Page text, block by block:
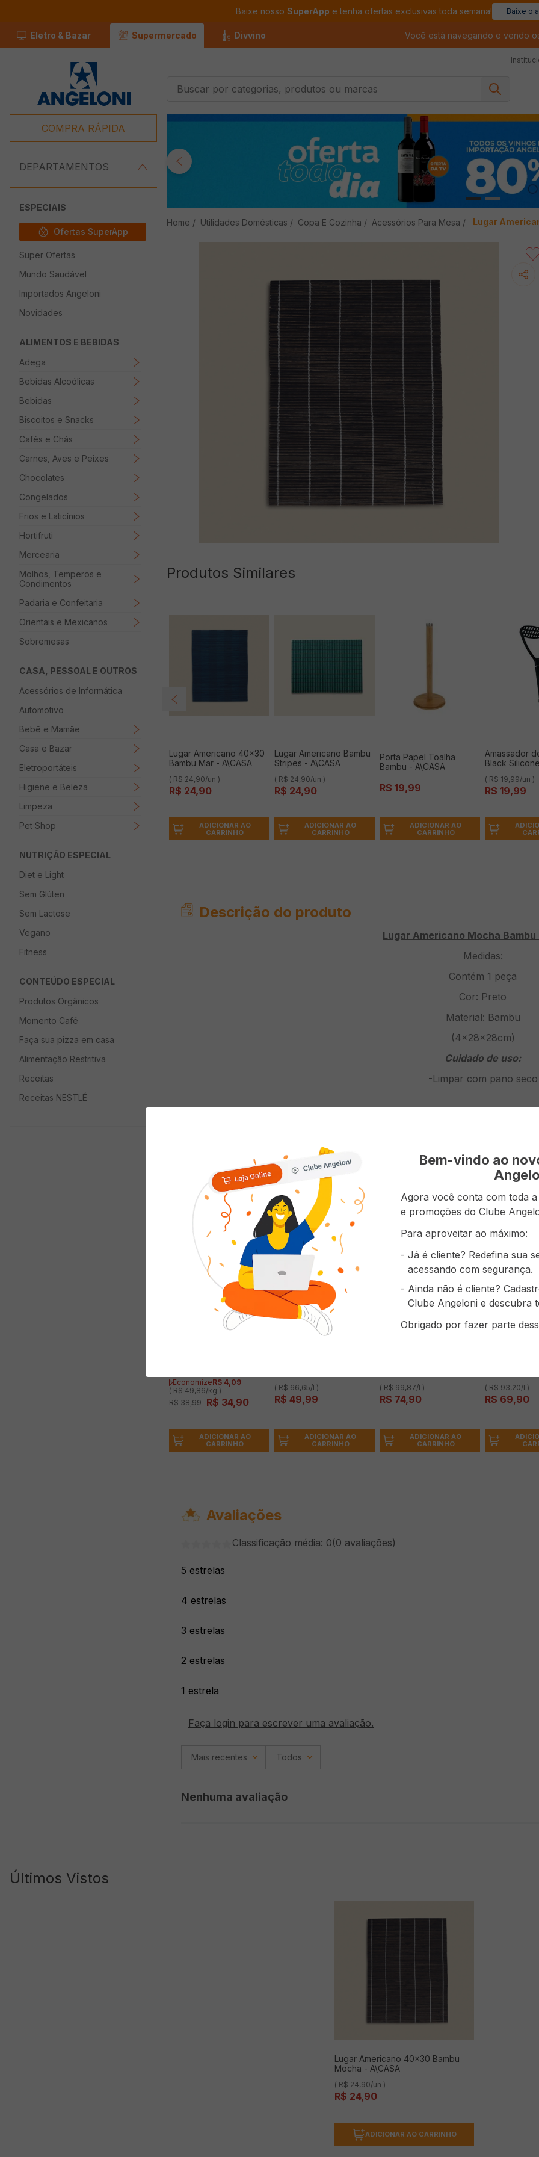
Baixe nosso SuperApp e tenha ofertas exclusivas toda semana! Baixe o
Eletro & Bazar Supermercado Divvino Você está navegando e vendo
Termos Mais
Buscados
2
4º Queijo
5º Iogurte
COMPRA RÁPIDA
DEPARTAMENTOS
ESPECIAIS
Ofertas SuperApp
Super Ofertas
Mundo Saudável
Importados Angeloni
Novidades
ALIMENTOS E BEBIDAS
Adega
Bebidas Alcoólicas
Bebidas
Biscoitos e Snacks
Cafés e Chás
Carnes, Aves e Peixes
Chocolates
Congelados
Frios e Laticínios
Hortifruti
Mercearia
Molhos, Temperos e
Condimentos
Padaria e Confeitaria
Orientais e Mexicanos
Sobremesas
CASA, PESSOAL E OUTROS
Acessórios de Informática
Automotivo
Bebê e Mamãe
Casa e Bazar
Eletroportáteis
Higiene e Beleza
Limpeza
Pet Shop
NUTRIÇÃO ESPECIAL
Diet e Light
Sem Glúten
Sem Lactose
Vegano
Fitness
CONTEÚDO ESPECIAL
Produtos Orgânicos
Momento Café
Faça sua pizza em casa
Alimentação Restritiva
Receitas
Receitas NESTLÉ
Utilidades Domésticas Copa E Cozinha Acessórios Para Mesa Lugar
Produtos Similares
Lugar Americano 40x30
Bambu Mar - A\CASA
( R$ 24,90/un )
R$ 24,90
ADICIONAR AO
CARRINHO
Lugar Americano Bambu
Stripes - A\CASA
( R$ 24,90/un )
R$ 24,90
ADICIONAR AO
CARRINHO
Porta Papel Toalha
Bambu - A\CASA
R$ 19,99
ADICIONAR AO
CARRINHO
Amassador
Black
( R$ 19,99/un )
R$ 19,99
Descrição do produto
Lugar Americano Mocha Bambu
Medidas:
Contém 1 peça
Cor: Preto
Material: Bambu
(4x28x28cm)
Cuidado de uso:
-Limpar com pano seco
Quem viu comprou também
700g
EconomizeR$ 4,09
( R$ 49,86/kg )
R$ 38,99 R$ 34,90
ADICIONAR AO
CARRINHO
( R$ 66,65/l )
R$ 49,99
ADICIONAR AO
CARRINHO
750ml
( R$ 99,87/l )
R$ 74,90
ADICIONAR AO
CARRINHO
Carménère
( R$ 93,20/l )
R$ 69,90
Avaliações
Classificação média: 0(0 avaliações)
5 estrelas
4 estrelas
3 estrelas
2 estrelas
1 estrela
Faça login para escrever uma avaliação.
Mais recentes Todos
Nenhuma avaliação
Últimos Vistos
Lugar Americano 40x30 Bambu
Mocha - A\CASA
( R$ 24,90/un )
R$ 24,90
ADICIONAR AO CARRINHO
Bem-vindo ao
Agora você conta com toda
e promoções do Clube
Para aproveitar ao máximo:
Já é cliente? Redefina sua
acessando com segurança.
Ainda não é cliente?
Clube Angeloni e descubra
Obrigado por fazer parte